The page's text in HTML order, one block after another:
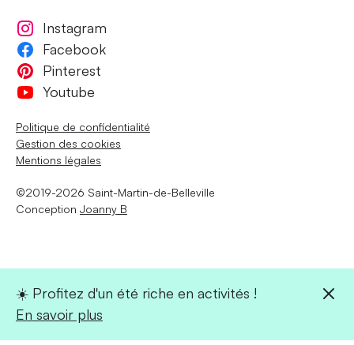
Instagram
Facebook
Pinterest
Youtube
Politique de confidentialité
Gestion des cookies
Mentions légales
©2019-2026 Saint-Martin-de-Belleville
Conception Joanny B
☀️ Profitez d'un été riche en activités !
En savoir plus